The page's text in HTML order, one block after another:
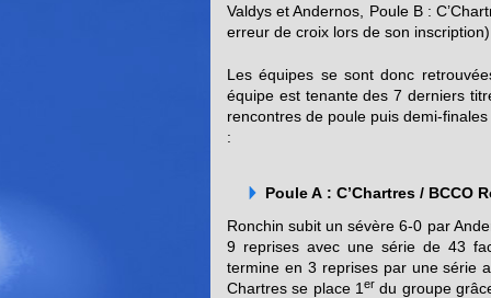
Valdys et Andernos, Poule B :
erreur de croix lors de son
Les équipes se sont donc
équipe est tenante des 7 derniers
rencontres de poule puis demi-
:
Poule A : C’Chartres / BCCO
Ronchin subit un sévère 6-0 par
9 reprises avec une série de 43
termine en 3 reprises par une série
Chartres se place 1 erdu groupe